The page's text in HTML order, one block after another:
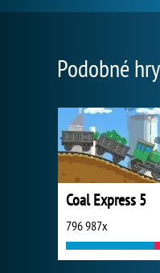
Podobné hry
Coal Express 5
796 987x